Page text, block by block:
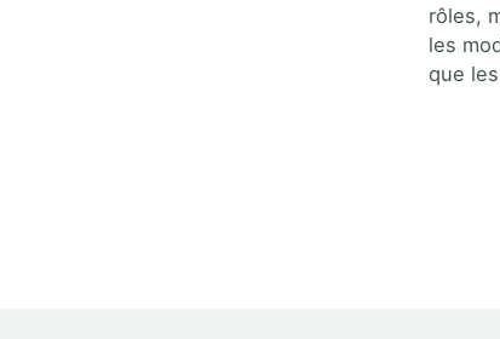
rôles,
les
que